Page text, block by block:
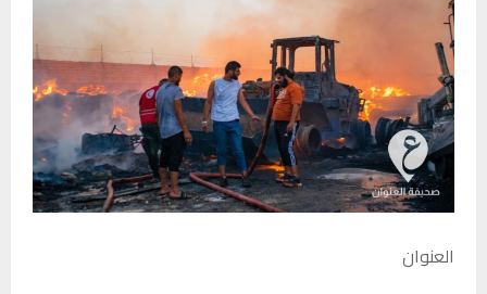
العنوان